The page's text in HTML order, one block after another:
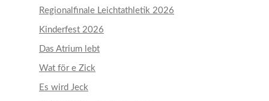
Regionalfinale Leichtathletik 2026
Kinderfest 2026
Das Atrium lebt
Wat för e Zick
Es wird Jeck